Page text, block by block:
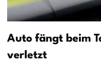
Auto fängt beim
verletzt